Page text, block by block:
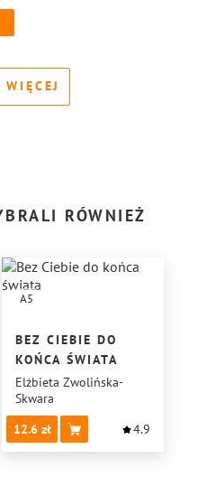
RÓWNIEŻ
A5
BEZ CIEBIE DO
KOŃCA ŚWIATA
Elżbieta Zwolińska-
Skwara
12.6
4.9